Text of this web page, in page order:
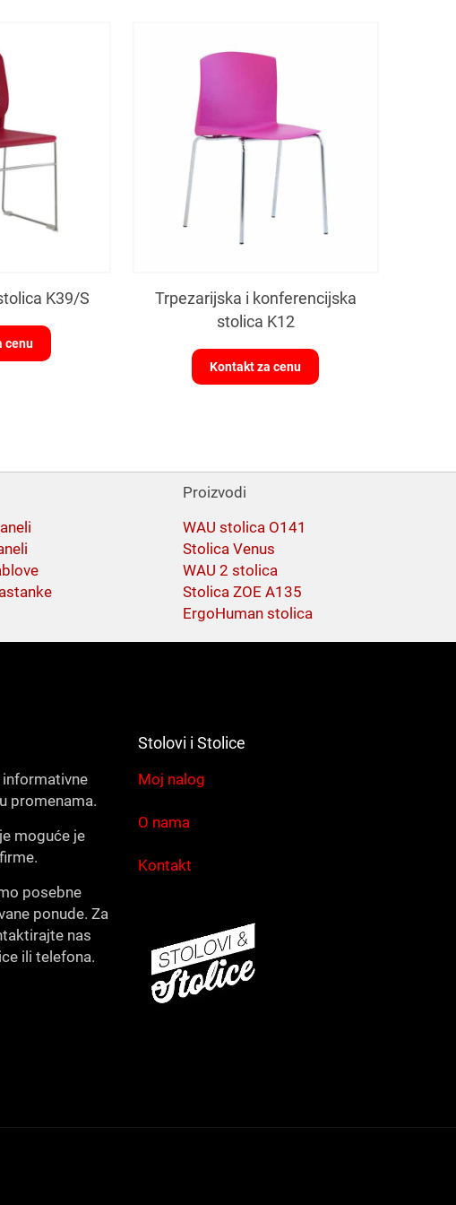
K39/S
cenu
Trpezarijska i konferencijska
stolica K12
Kontakt za cenu
Proizvodi
WAU stolica O141
Stolica Venus
WAU 2 stolica
Stolica ZOE A135
ErgoHuman stolica
informativne
promenama.
moguće je
posebne
ponude. Za
nas
ili telefona.
Stolovi i Stolice
Moj nalog
O nama
Kontakt